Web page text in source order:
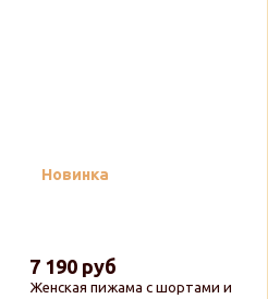
Новинка
Женская пижама с шортами и
7 190 руб